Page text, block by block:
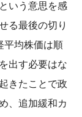
いう意思を感
る最後の切り
平均株価は順
出す必要はな
きたことで政
、追加緩和カ